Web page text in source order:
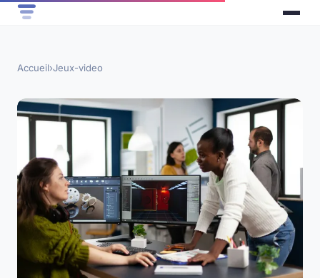
Accueil›Jeux-video